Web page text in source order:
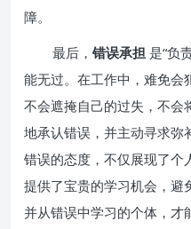
障。
最后， 错误承担 是“负
能无过。在工作中，难免会
不会遮掩自己的过失，不会
地承认错误，并主动寻求弥
错误的态度，不仅展现了个
提供了宝贵的学习机会，避
并从错误中学习的个体，才